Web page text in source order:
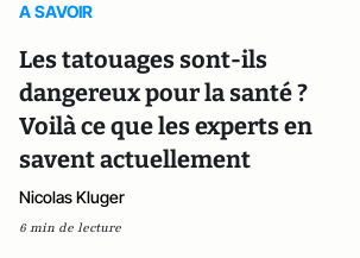
A SAVOIR
Les tatouages sont-ils
dangereux pour la santé ?
Voilà ce que les experts en
savent actuellement
Nicolas Kluger
6 min de lecture